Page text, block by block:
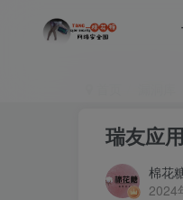
瑞友应
棉花
2024